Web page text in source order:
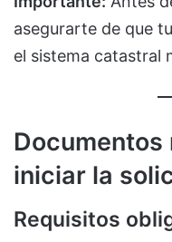
asegurarte de que
el sistema catastral
iniciar la
Requisitos